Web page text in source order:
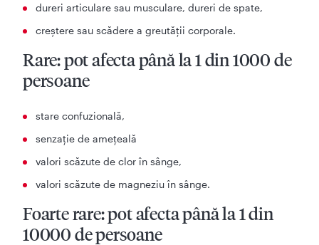
dureri articulare sau musculare, dureri de spate,
creştere sau scădere a greutăţii corporale.
Rare: pot afecta până la 1 din 1000 de
persoane
stare confuzională,
senzaţie de ameţeală
valori scăzute de clor în sânge,
valori scăzute de magneziu în sânge.
Foarte rare: pot afecta până la 1 din
10000 de persoane